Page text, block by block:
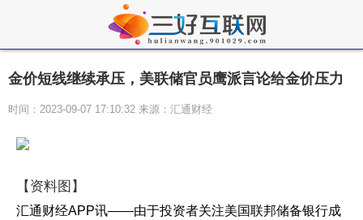
金价短线继续承压，美联储官员鹰派言论给金价压力
时间：2023-09-07 17:10:32 来源：汇通财经
【资料图】
汇通财经APP讯——由于投资者关注美国联邦储备银行成